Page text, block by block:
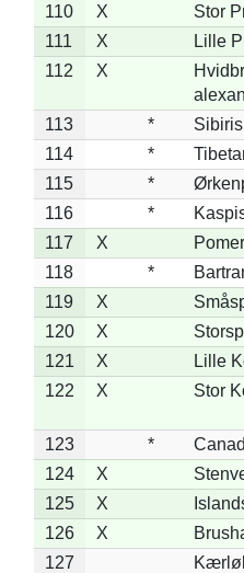
110
X
Stor
111
X
Lille
112
X
113
*
114
*
115
*
116
*
117
X
118
*
119
X
120
X
121
X
Lille
122
X Stor
123 *
124
X
125
X
126
X
127